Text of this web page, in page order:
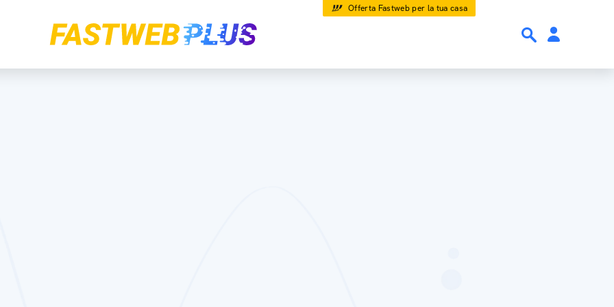
Offerta Fastweb per la tua casa